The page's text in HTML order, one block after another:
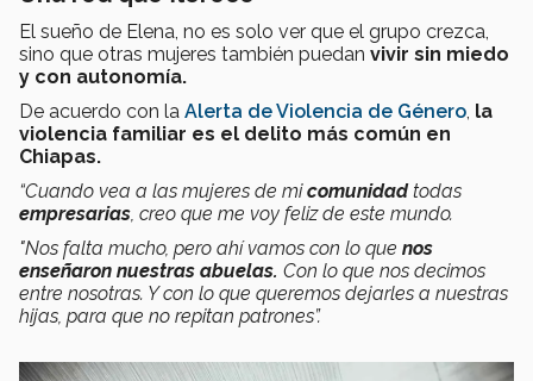
El sueño de Elena, no es solo ver que el grupo crezca,
sino que otras mujeres también puedan vivir sin miedo
y con autonomía.
De acuerdo con la Alerta de Violencia de Género, la
violencia familiar es el delito más común en
Chiapas.
“Cuando vea a las mujeres de micomunidadtodas
empresarias, creo que me voy feliz de este mundo.
"Nos falta mucho, pero ahí vamos con lo que nos
enseñaron nuestras abuelas. Con lo que nos decimos
entre nosotras. Y con lo que queremos dejarles a nuestras
hijas, para que no repitan patrones”.